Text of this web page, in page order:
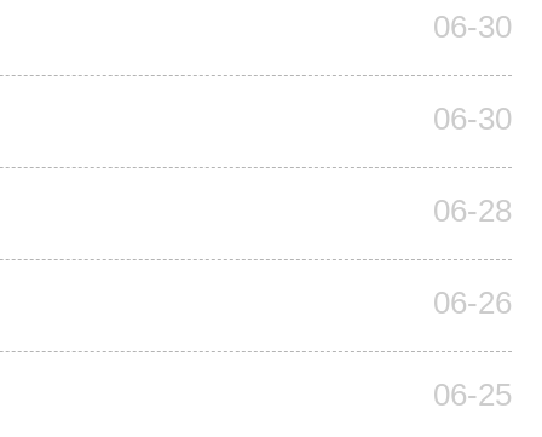
06-30
06-30
06-28
06-26
06-25